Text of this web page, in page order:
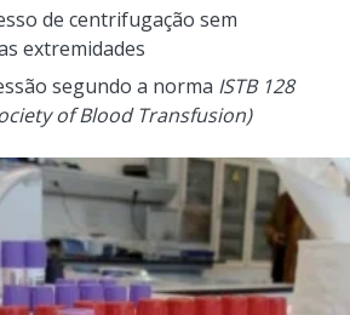
de centrifugação sem
extremidades
segundo a norma ISTB 128
of Blood Transfusion)